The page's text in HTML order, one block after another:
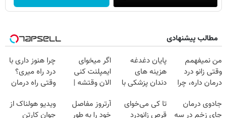
مطالب پیشنهادی
من نمیفهمم
وقتی زانو درد
درمان داره، چرا
تحمل میکنی؟❗
پایان دغدغه
هزینه های
دندان پزشکی با
خانگی
اگر میخوای
ایمپلنت کنی
الان وقتشه |
میلیون تومان!!!
چرا هنوز داری با
درد راه میری؟
وقتی راه درمان
جادوی درمان
جای زخم در سه
تا کی می‌خوای
قرص زانودرد
آرتروز مفاصل
خود را به طور
ویدیو هولناک از
جوان کارتن